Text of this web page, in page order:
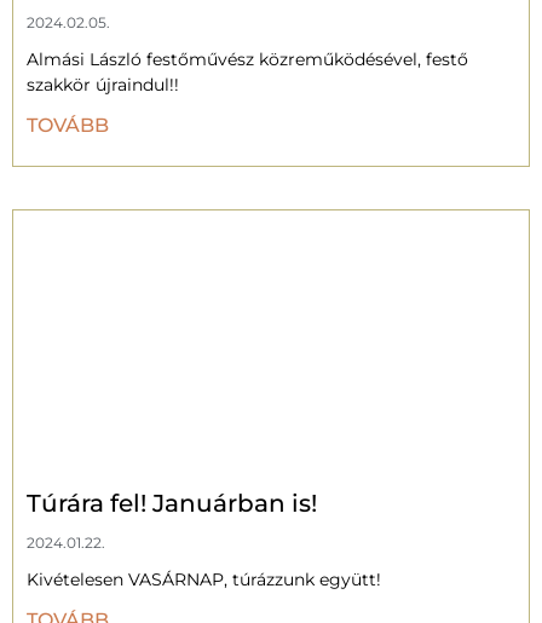
2024.02.05.
Almási László festőművész közreműködésével, festő
szakkör újraindul!!
TOVÁBB
Túrára fel! Januárban is!
2024.01.22.
Kivételesen VASÁRNAP, túrázzunk együtt!